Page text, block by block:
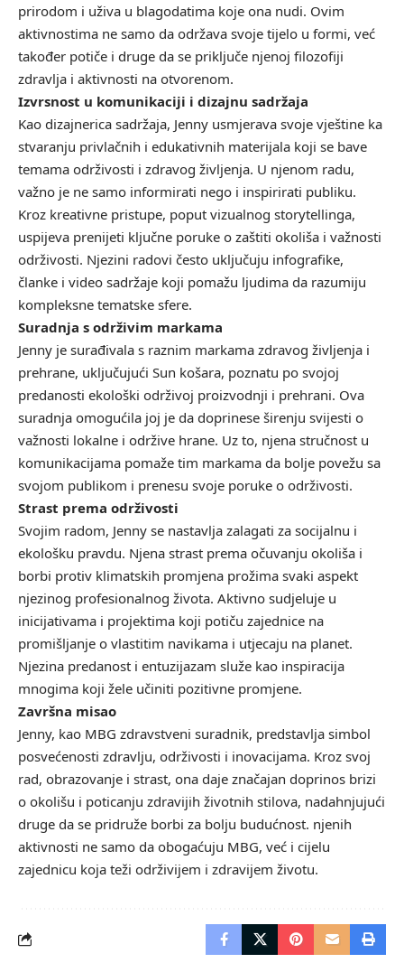
prirodom i uživa u blagodatima koje ona nudi. Ovim
aktivnostima ne samo da održava svoje tijelo u formi, već
također potiče i druge da se priključe njenoj filozofiji
zdravlja i aktivnosti na otvorenom.
Izvrsnost u komunikaciji i dizajnu sadržaja
Kao dizajnerica sadržaja, Jenny usmjerava svoje vještine ka
stvaranju privlačnih i edukativnih materijala koji se bave
temama održivosti i zdravog življenja. U njenom radu,
važno je ne samo informirati nego i inspirirati publiku.
Kroz kreativne pristupe, poput vizualnog storytellinga,
uspijeva prenijeti ključne poruke o zaštiti okoliša i važnosti
održivosti. Njezini radovi često uključuju infografike,
članke i video sadržaje koji pomažu ljudima da razumiju
kompleksne tematske sfere.
Suradnja s održivim markama
Jenny je surađivala s raznim markama zdravog življenja i
prehrane, uključujući Sun košara, poznatu po svojoj
predanosti ekološki održivoj proizvodnji i prehrani. Ova
suradnja omogućila joj je da doprinese širenju svijesti o
važnosti lokalne i održive hrane. Uz to, njena stručnost u
komunikacijama pomaže tim markama da bolje povežu sa
svojom publikom i prenesu svoje poruke o održivosti.
Strast prema održivosti
Svojim radom, Jenny se nastavlja zalagati za socijalnu i
ekološku pravdu. Njena strast prema očuvanju okoliša i
borbi protiv klimatskih promjena prožima svaki aspekt
njezinog profesionalnog života. Aktivno sudjeluje u
inicijativama i projektima koji potiču zajednice na
promišljanje o vlastitim navikama i utjecaju na planet.
Njezina predanost i entuzijazam služe kao inspiracija
mnogima koji žele učiniti pozitivne promjene.
Završna misao
Jenny, kao MBG zdravstveni suradnik, predstavlja simbol
posvećenosti zdravlju, održivosti i inovacijama. Kroz svoj
rad, obrazovanje i strast, ona daje značajan doprinos brizi
o okolišu i poticanju zdravijih životnih stilova, nadahnjujući
druge da se pridruže borbi za bolju budućnost. njenih
aktivnosti ne samo da obogaćuju MBG, već i cijelu
zajednicu koja teži održivijem i zdravijem životu.